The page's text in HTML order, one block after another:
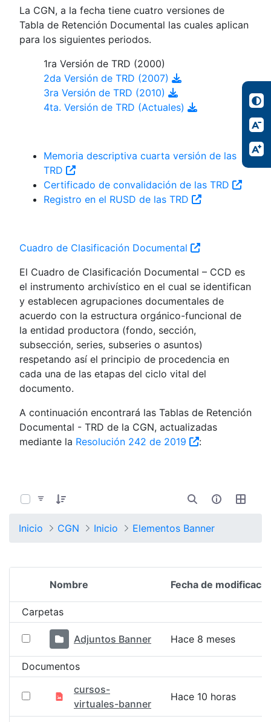
La CGN, a la fecha tiene cuatro versiones de
Tabla de Retención Documental las cuales aplican
para los siguientes periodos.
1ra Versión de TRD (2000)
2da Versión de TRD (2007)
3ra Versión de TRD (2010)
4ta. Versión de TRD (Actuales)
Memoria descriptiva cuarta versión de las
TRD
Certificado de convalidación de las TRD
Registro en el RUSD de las TRD
Cuadro de Clasificación Documental
El Cuadro de Clasificación Documental – CCD es
el instrumento archivístico en el cual se identifican
y establecen agrupaciones documentales de
acuerdo con la estructura orgánico-funcional de
la entidad productora (fondo, sección,
subsección, series, subseries o asuntos)
respetando así el principio de procedencia en
cada una de las etapas del ciclo vital del
documento.
A continuación encontrará las Tablas de Retención
Documental - TRD de la CGN, actualizadas
mediante la Resolución 242 de 2019 :
Inicio CGN Inicio Elementos Banner
Selección del elemento
Nombre Fecha de
Carpetas
Adjuntos Banner Hace 8 meses
Documentos
cursos-
virtuales-banner
Hace 10 horas